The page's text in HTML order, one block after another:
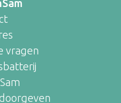
vragen